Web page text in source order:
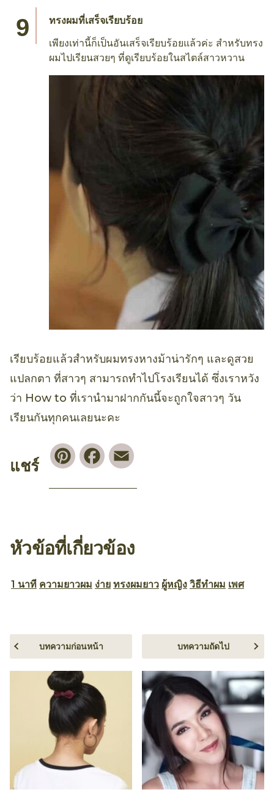
ทรงผมที่เสร็จเรียบร้อย
เพียงเท่านี้ก็เป็นอันเสร็จเรียบร้อยแล้วค่ะ สำหรับทรง
ผมไปเรียนสวยๆ ที่ดูเรียบร้อยในสไตล์สาวหวาน
เรียบร้อยแล้วสำหรับผมทรงหางม้าน่ารักๆ และดูสวย
แปลกตา ที่สาวๆ สามารถทำไปโรงเรียนได้ ซึ่งเราหวัง
ว่า How to ที่เรานำมาฝากกันนี้จะถูกใจสาวๆ วัน
เรียนกันทุกคนเลยนะคะ
แชร์
PinterestFacebook
หัวข้อที่เกี่ยวข้อง
1 นาที ความยาวผม ง่าย ทรงผมยาว ผู้หญิง วิธีทำผม เพศ
บทความก่อนหน้า บทความถัดไป